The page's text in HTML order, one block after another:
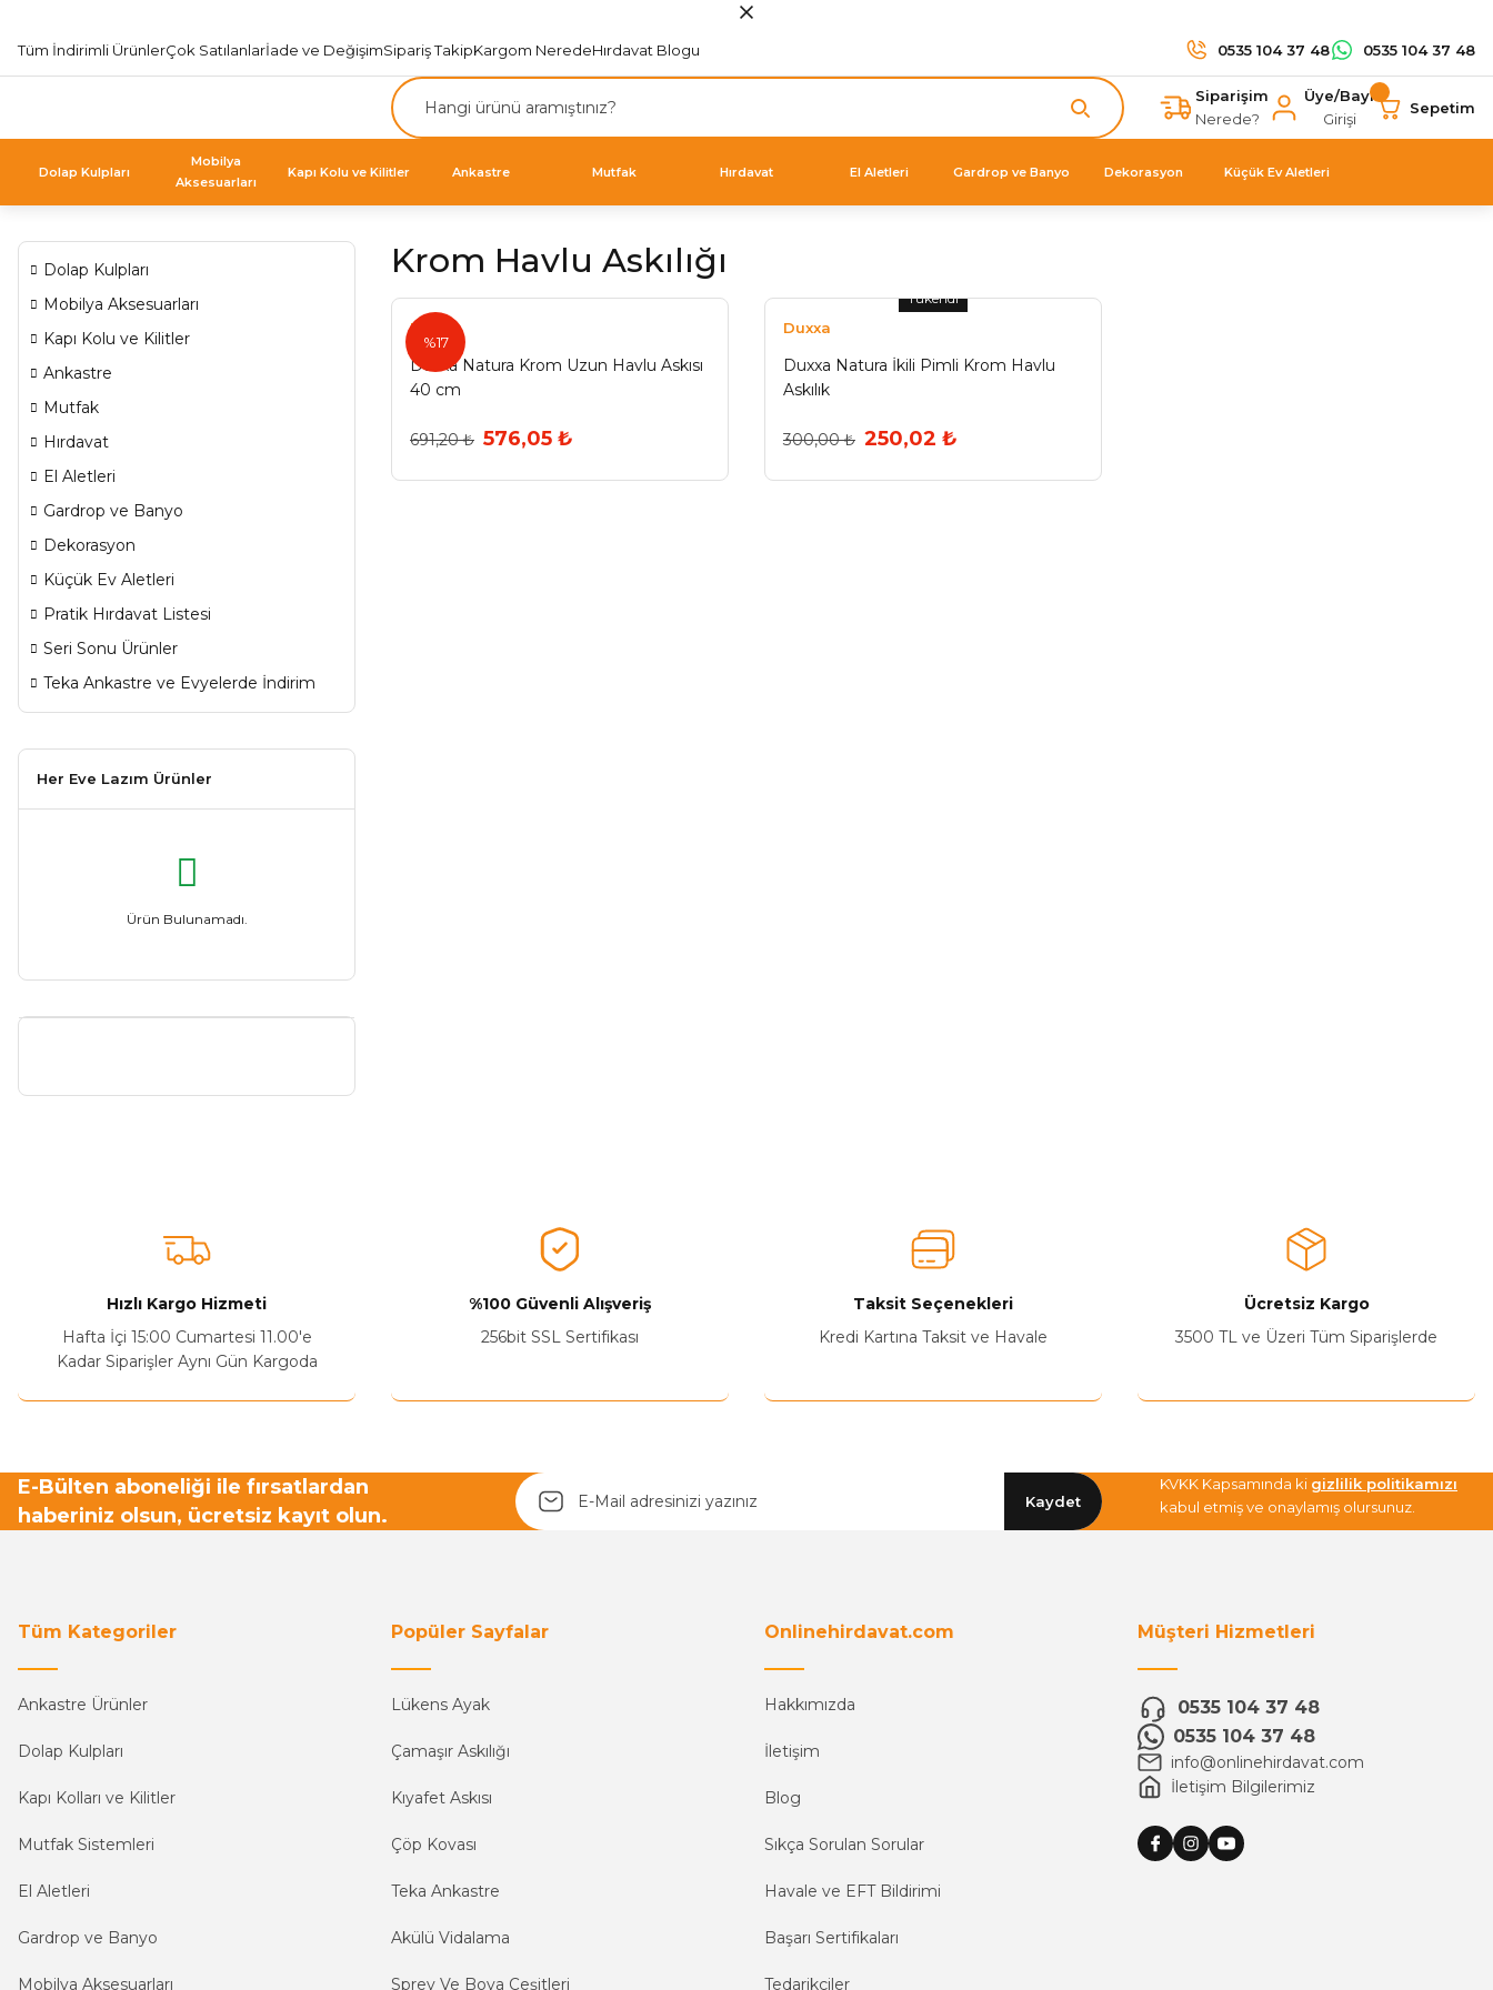
Tüm İndirimli ÜrünlerÇok Satılanlarİade ve DeğişimSipariş TakipKargom NeredeHırdavat Blogu 0535 104 37 48 0535 104 37 48
Siparişim
Nerede?
Üye/Bayi
Girişi
Sepetim
Dolap Kulpları
Mobilya
Aksesuarları
Kapı Kolu ve Kilitler Ankastre Mutfak Hırdavat El Aletleri Gardrop ve Banyo Dekorasyon Küçük Ev Aletleri
Dolap Kulpları
Mobilya Aksesuarları
Kapı Kolu ve Kilitler
Ankastre
Mutfak
Hırdavat
El Aletleri
Gardrop ve Banyo
Dekorasyon
Küçük Ev Aletleri
Pratik Hırdavat Listesi
Seri Sonu Ürünler
Teka Ankastre ve Evyelerde İndirim
Her Eve Lazım Ürünler
Ürün Bulunamadı.
Krom Havlu Askılığı
%17
Duxxa
Duxxa Natura Krom Uzun Havlu Askısı
40 cm
691,20 ₺ 576,05 ₺
Tükendi
Duxxa
Duxxa Natura İkili Pimli Krom Havlu
Askılık
300,00 ₺ 250,02 ₺
Hızlı Kargo Hizmeti
Hafta İçi 15:00 Cumartesi 11.00'e
Kadar Siparişler Aynı Gün Kargoda
%100 Güvenli Alışveriş
256bit SSL Sertifikası
Taksit Seçenekleri
Kredi Kartına Taksit ve Havale
Ücretsiz Kargo
3500 TL ve Üzeri Tüm Siparişlerde
E-Bülten aboneliği ile fırsatlardan
haberiniz olsun, ücretsiz kayıt olun.
Kaydet
KVKK Kapsamında ki gizlilik politikamızı
kabul etmiş ve onaylamış olursunuz.
Tüm Kategoriler
Ankastre Ürünler
Dolap Kulpları
Kapı Kolları ve Kilitler
Mutfak Sistemleri
El Aletleri
Gardrop ve Banyo
Mobilya Aksesuarları
Popüler Sayfalar
Lükens Ayak
Çamaşır Askılığı
Kıyafet Askısı
Çöp Kovası
Teka Ankastre
Akülü Vidalama
Sprey Ve Boya Çeşitleri
Onlinehirdavat.com
Hakkımızda
İletişim
Blog
Sıkça Sorulan Sorular
Havale ve EFT Bildirimi
Başarı Sertifikaları
Tedarikçiler
Müşteri Hizmetleri
0535 104 37 48
0535 104 37 48
info@onlinehirdavat.com
İletişim Bilgilerimiz